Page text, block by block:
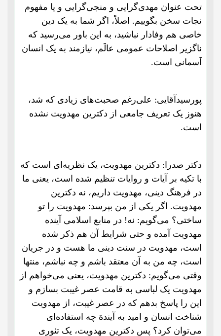
تحت عنوان مهدی‌گرایی و منجی‌گرایی و یا مفهوم
نجات سخن بگوییم. اصلاً، اگر شما به یک دین
خاصی هم وفادار نباشید، به این باور می‌رسید که
ناگزیر اصلاحات عمومی عالََم، نیازمند به یک انسان
آسمانی است.
پورسیدآقایی: علی‌رغم صحبت‌های زیادی که شد،
هنوز یک تعریف جامعی از دکترین مهدویت نشده
است.
دکتر صدرا: دکترین مهدویت، یک نظریه‌ای است که
با تکیه بر آیات و روایات تنظیم شده است، یعنی ما
در فرهنگ دینی، مهدویت داریم، نه دکترین
مهدویت. اگر یکی از من بپرسد: مهدویت را تو
ساختی؟ می‌گویم: نه! در منابع اسلامی آینده
مهدویت آمده و حتی شرایط آن هم ذکر شده
است، مهدویت در سنت دینی ما هست و در جریان
است، چه من به آن معتقد باشم و چه نباشم، منتها
وقتی می‌گویم: دکترین مهدویت، یعنی می‌خواهم از
مهدویت یک لباسی به قامت عصر غیبت بسازم و
این را پاسخ بدهم که در عصر غیبت، از مهدویت
شناخت انسان و امید به آیندة چه استفاده‌ای
می‌توان کرد؟ پس دکترین مهدویت، یک تئوری